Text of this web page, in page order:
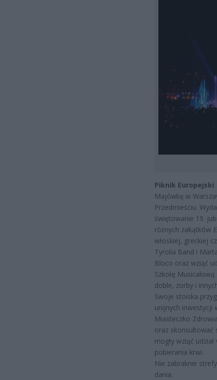
Piknik Europejski
Majówkę w
Przedmieściu.
świętowanie 19.
różnych zakątków
włoskiej, greckiej
Tyrolia Band i
Bloco oraz wziąć
Szkołę
doble, zorby i
Swoje stoiska
unijnych inwestycji
Miasteczko
oraz skonsultować
mogły wziąć
pobierania krwi.
Nie zabraknie
dania.